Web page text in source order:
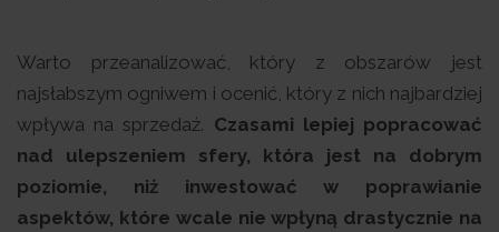
Warto przeanalizować, który z obszarów jest
najsłabszym ogniwem i ocenić, który z nich najbardziej
wpływa na sprzedaż. Czasami lepiej popracować
nad ulepszeniem sfery, która jest na dobrym
poziomie, niż inwestować w poprawianie
aspektów, które wcale nie wpłyną drastycznie na